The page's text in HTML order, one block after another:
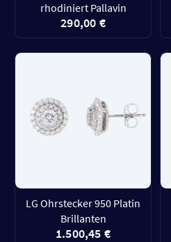
rhodiniert Pallavin
290,00 €
LG Ohrstecker 950 Platin
Brillanten
1.500,45 €